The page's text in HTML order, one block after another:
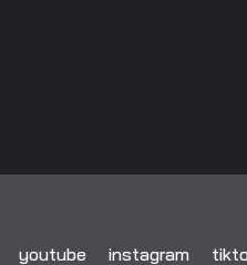
youtube instagram